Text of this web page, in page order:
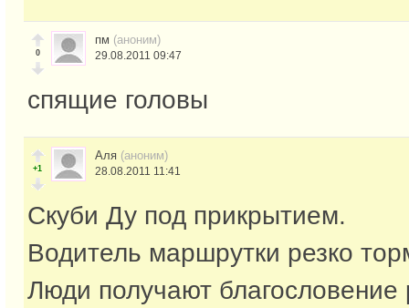
0
пм (аноним)
29.08.2011 09:47
спящие головы
+1
Аля (аноним)
28.08.2011 11:41
Скуби Ду под прикрытием.
Водитель маршрутки резко
Люди получают благословение